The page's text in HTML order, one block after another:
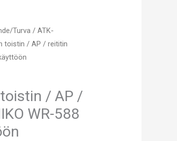
Turva /ATK-
toistin / AP / reititin
/ AP /
WR-588